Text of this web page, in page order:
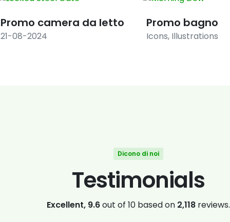
Promo camera da letto
21-08-2024
Promo bagno
Icons, Illustrations
Dicono di noi
Testimonials
Excellent, 9.6out of 10 based on 2,118reviews.